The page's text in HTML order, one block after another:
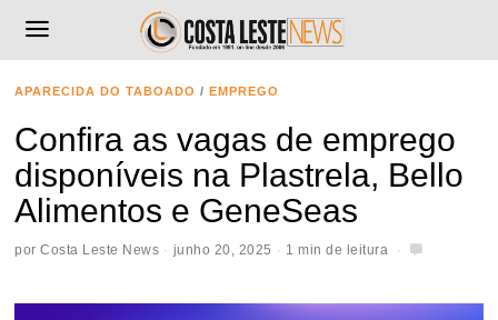
APARECIDA DO TABOADO / EMPREGO
Confira as vagas de emprego
disponíveis na Plastrela, Bello
Alimentos e GeneSeas
porCosta Leste News junho 20, 2025 1 min de leitura